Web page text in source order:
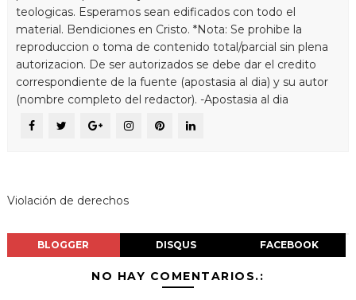
teologicas. Esperamos sean edificados con todo el
material. Bendiciones en Cristo. *Nota: Se prohibe la
reproduccion o toma de contenido total/parcial sin plena
autorizacion. De ser autorizados se debe dar el credito
correspondiente de la fuente (apostasia al dia) y su autor
(nombre completo del redactor). -Apostasia al dia
Violación de derechos
BLOGGER DISQUS FACEBOOK
NO HAY COMENTARIOS.: